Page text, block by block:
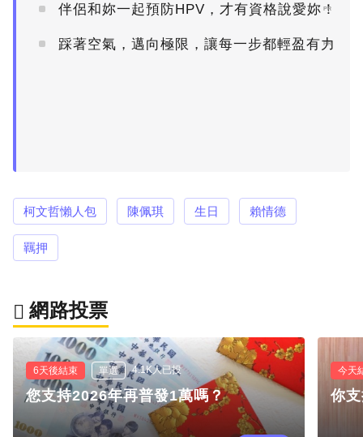
伴侶和妳一起預防HPV，才有資格說愛妳！
PR
踩著空氣，邁向極限，讓每一步都輕盈有力
PR
柯文哲懶人包 陳佩琪 生日 賴情德
羈押
網路投票
6天後結束 單選 4.1K人已投
您支持2026年再普發1萬嗎？
今天
你